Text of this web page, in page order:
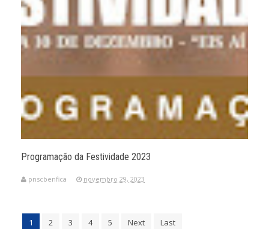
Programação da Festividade 2023
pnscbenfica novembro 29, 2023
1 2 3 4 5 Next Last